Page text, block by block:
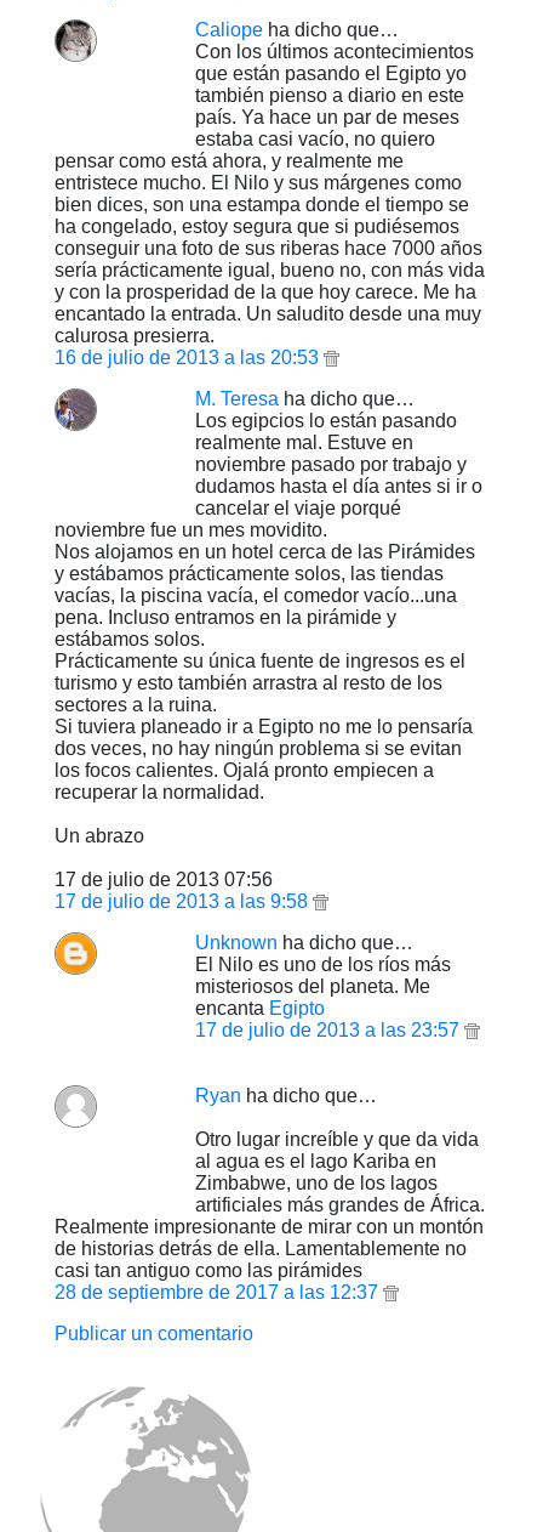
Caliope ha dicho que…
Con los últimos acontecimientos
que están pasando el Egipto yo
también pienso a diario en este
país. Ya hace un par de meses
estaba casi vacío, no quiero
pensar como está ahora, y realmente me
entristece mucho. El Nilo y sus márgenes como
bien dices, son una estampa donde el tiempo se
ha congelado, estoy segura que si pudiésemos
conseguir una foto de sus riberas hace 7000 años
sería prácticamente igual, bueno no, con más vida
y con la prosperidad de la que hoy carece. Me ha
encantado la entrada. Un saludito desde una muy
calurosa presierra.
16 de julio de 2013 a las 20:53
M. Teresa ha dicho que…
Los egipcios lo están pasando
realmente mal. Estuve en
noviembre pasado por trabajo y
dudamos hasta el día antes si ir o
cancelar el viaje porqué
noviembre fue un mes movidito.
Nos alojamos en un hotel cerca de las Pirámides
y estábamos prácticamente solos, las tiendas
vacías, la piscina vacía, el comedor vacío...una
pena. Incluso entramos en la pirámide y
estábamos solos.
Prácticamente su única fuente de ingresos es el
turismo y esto también arrastra al resto de los
sectores a la ruina.
Si tuviera planeado ir a Egipto no me lo pensaría
dos veces, no hay ningún problema si se evitan
los focos calientes. Ojalá pronto empiecen a
recuperar la normalidad.
Un abrazo
17 de julio de 2013 07:56
17 de julio de 2013 a las 9:58
Unknown ha dicho que…
El Nilo es uno de los ríos más
misteriosos del planeta. Me
encanta Egipto
17 de julio de 2013 a las 23:57
Ryan ha dicho que…
Otro lugar increíble y que da vida
al agua es el lago Kariba en
Zimbabwe, uno de los lagos
artificiales más grandes de África.
Realmente impresionante de mirar con un montón
de historias detrás de ella. Lamentablemente no
casi tan antiguo como las pirámides
28 de septiembre de 2017 a las 12:37
Publicar un comentario